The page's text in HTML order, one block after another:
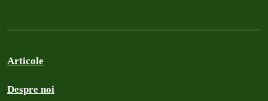
Articole
Despre noi